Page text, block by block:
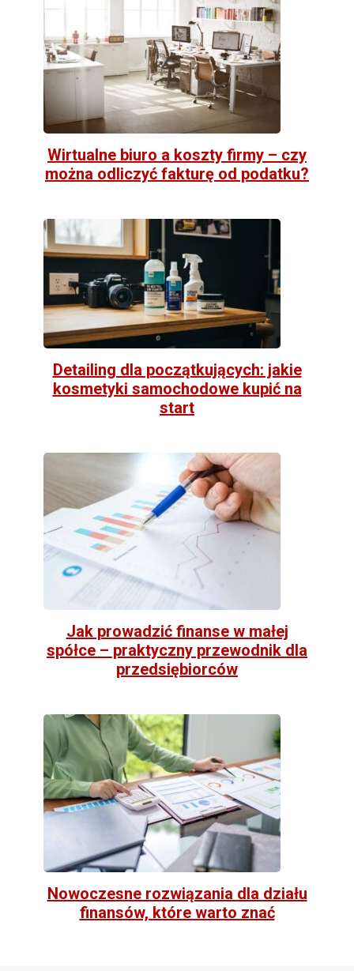
Wirtualne biuro a koszty firmy – czy
można odliczyć fakturę od podatku?
Detailing dla początkujących: jakie
kosmetyki samochodowe kupić na
start
Jak prowadzić finanse w małej
spółce – praktyczny przewodnik dla
przedsiębiorców
Nowoczesne rozwiązania dla działu
finansów, które warto znać